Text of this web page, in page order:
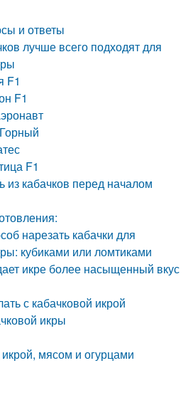
и ответы
лучше всего подходят для
F1
F1
F1
из кабачков перед началом
нарезать кабачки для
кубиками или ломтиками
икре более насыщенный вкус
с кабачковой икрой
икры
мясом и огурцами